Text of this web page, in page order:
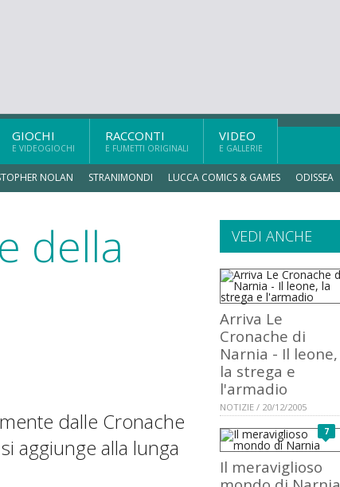
GIOCHI
E VIDEOGIOCHI
RACCONTI
E FUMETTI ORIGINALI
VIDEO
E GALLERIE
NOLAN STRANIMONDI LUCCA COMICS & GAMES ODISSEA
della
dalle Cronache
aggiunge alla lunga
VEDI ANCHE
Arriva Le
Cronache di
Narnia - Il leone,
la strega e
l'armadio
NOTIZIE / 20/12/2005
7
Il meraviglioso